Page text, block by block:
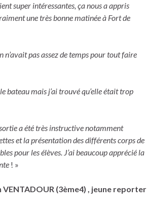
super intéressantes, ça nous a appris
une très bonne matinée à Fort de
n’avait pas assez de temps pour tout faire
bateau mais j’ai trouvé qu’elle était trop
a été très instructive notamment
et la présentation des différents corps de
pour les élèves. J’ai beaucoup apprécié la
! »
VENTADOUR (3ème4) , jeune reporter